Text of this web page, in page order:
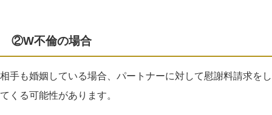
②W不倫の場合
相手も婚姻している場合、パートナーに対して慰謝料請求をし
てくる可能性があります。